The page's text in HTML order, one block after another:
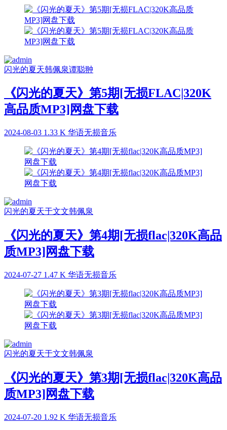
闪光的夏天韩佩泉谭聪翀
《闪光的夏天》第5期[无损FLAC|320K
高品质MP3]网盘下载
2024-08-03 1.33 K 华语无损音乐
闪光的夏天于文文韩佩泉
《闪光的夏天》第4期[无损flac|320K高品
质MP3]网盘下载
2024-07-27 1.47 K 华语无损音乐
闪光的夏天于文文韩佩泉
《闪光的夏天》第3期[无损flac|320K高品
质MP3]网盘下载
2024-07-20 1.92 K 华语无损音乐